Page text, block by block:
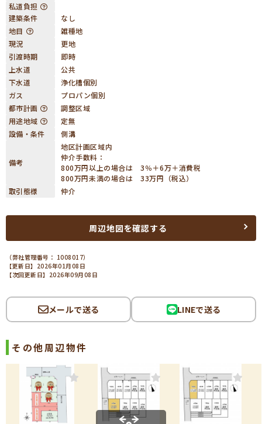
私道負担
建築条件
なし
地目
雑種地
現況
更地
引渡時期
即時
上水道
公共
下水道
浄化槽個別
ガス
プロパン個別
都市計画
調整区域
用途地域
定無
設備・条件
側溝
備考
地区計画区域内
仲介手数料：
800万円以上の場合は 3％＋6万＋消費税
800万円未満の場合は 33万円（税込）
取引態様
仲介
周辺地図を確認する
（弊社管理番号： 1008017）
【更新日】2026年01月08日
【次回更新日】2026年09月08日
メールで送る LINEで送る
その他周辺物件